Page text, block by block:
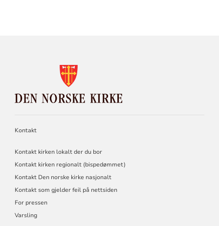
NORSKE
KIRKE
Kontakt
Kontakt kirken lokalt der du bor
Kontakt kirken regionalt (bispedømmet)
Kontakt Den norske kirke nasjonalt
Kontakt som gjelder feil på nettsiden
For pressen
Varsling